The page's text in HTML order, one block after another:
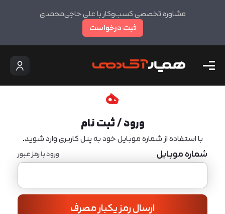
مشاوره تخصصی کسب‌وکار با علی حاجی‌محمدی
ثبت درخواست
ورود / ثبت نام
با استفاده از شماره موبایل خود به پنل کاربری وارد شوید.
شماره موبایل ورود با رمز عبور
ارسال رمز یکبار مصرف